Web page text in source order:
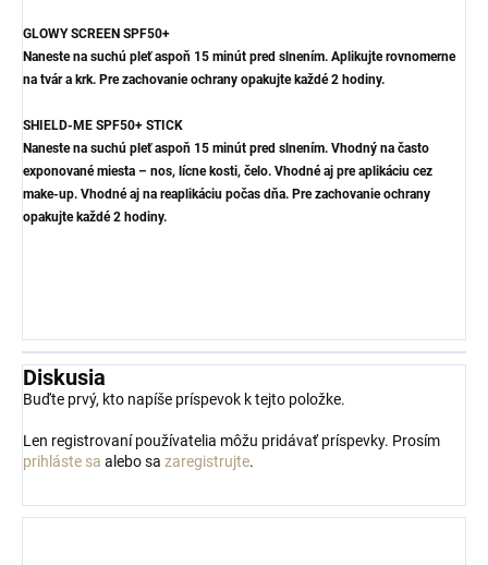
GLOWY SCREEN SPF50+
Naneste na suchú pleť aspoň 15 minút pred slnením. Aplikujte rovnomerne
na tvár a krk. Pre zachovanie ochrany opakujte každé 2 hodiny.
SHIELD-ME SPF50+ STICK
Naneste na suchú pleť aspoň 15 minút pred slnením. Vhodný na často
exponované miesta – nos, lícne kosti, čelo. Vhodné aj pre aplikáciu cez
make-up. Vhodné aj na reaplikáciu počas dňa. Pre zachovanie ochrany
opakujte každé 2 hodiny.
Diskusia
Buďte prvý, kto napíše príspevok k tejto položke.
Len registrovaní používatelia môžu pridávať príspevky. Prosím
prihláste sa alebo sa zaregistrujte.